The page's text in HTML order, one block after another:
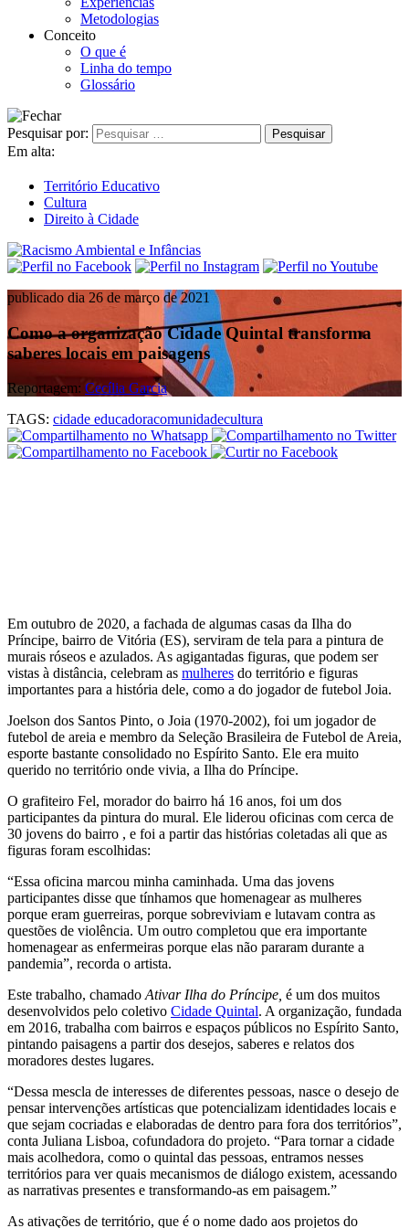
Metodologias
Conceito
O que é
Linha do tempo
Glossário
Pesquisar por:
Em alta:
Território Educativo
Cultura
Direito à Cidade
publicado dia 26 de março de 2021
Como a organização Cidade Quintal transforma
saberes locais em paisagens
Reportagem: Cecília Garcia
TAGS: cidade educadoracomunidadecultura
Em outubro de 2020, a fachada de algumas casas da Ilha do
Príncipe, bairro de Vitória (ES), serviram de tela para a pintura de
murais róseos e azulados. As agigantadas figuras, que podem ser
vistas à distância, celebram as mulheres do território e figuras
importantes para a história dele, como a do jogador de futebol Joia.
Joelson dos Santos Pinto, o Joia (1970-2002), foi um jogador de
futebol de areia e membro da Seleção Brasileira de Futebol de Areia,
esporte bastante consolidado no Espírito Santo. Ele era muito
querido no território onde vivia, a Ilha do Príncipe.
O grafiteiro Fel, morador do bairro há 16 anos, foi um dos
participantes da pintura do mural. Ele liderou oficinas com cerca de
30 jovens do bairro , e foi a partir das histórias coletadas ali que as
figuras foram escolhidas:
“Essa oficina marcou minha caminhada. Uma das jovens
participantes disse que tínhamos que homenagear as mulheres
porque eram guerreiras, porque sobreviviam e lutavam contra as
questões de violência. Um outro completou que era importante
homenagear as enfermeiras porque elas não pararam durante a
pandemia”, recorda o artista.
Este trabalho, chamado Ativar Ilha do Príncipe, é um dos muitos
desenvolvidos pelo coletivo Cidade Quintal. A organização, fundada
em 2016, trabalha com bairros e espaços públicos no Espírito Santo,
pintando paisagens a partir dos desejos, saberes e relatos dos
moradores destes lugares.
“Dessa mescla de interesses de diferentes pessoas, nasce o desejo de
pensar intervenções artísticas que potencializam identidades locais e
que sejam cocriadas e elaboradas de dentro para fora dos territórios”,
conta Juliana Lisboa, cofundadora do projeto. “Para tornar a cidade
mais acolhedora, como o quintal das pessoas, entramos nesses
territórios para ver quais mecanismos de diálogo existem, acessando
as narrativas presentes e transformando-as em paisagem.”
As ativações de território, que é o nome dado aos projetos do